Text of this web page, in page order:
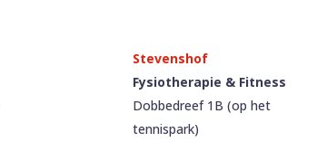
Fysiotherapie & Fitness
Dobbedreef 1B (op het
tennispark)